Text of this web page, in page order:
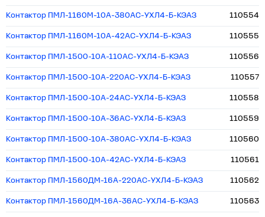
Контактор ПМЛ-1160М-10А-380AC-УХЛ4-Б-КЭАЗ 110554
Контактор ПМЛ-1160М-10А-42AC-УХЛ4-Б-КЭАЗ 110555
Контактор ПМЛ-1500-10А-110AC-УХЛ4-Б-КЭАЗ 110556
Контактор ПМЛ-1500-10А-220AC-УХЛ4-Б-КЭАЗ 110557
Контактор ПМЛ-1500-10А-24AC-УХЛ4-Б-КЭАЗ 110558
Контактор ПМЛ-1500-10А-36AC-УХЛ4-Б-КЭАЗ 110559
Контактор ПМЛ-1500-10А-380AC-УХЛ4-Б-КЭАЗ 110560
Контактор ПМЛ-1500-10А-42AC-УХЛ4-Б-КЭАЗ 110561
Контактор ПМЛ-1560ДМ-16А-220AC-УХЛ4-Б-КЭАЗ 110562
Контактор ПМЛ-1560ДМ-16А-36AC-УХЛ4-Б-КЭАЗ 110563